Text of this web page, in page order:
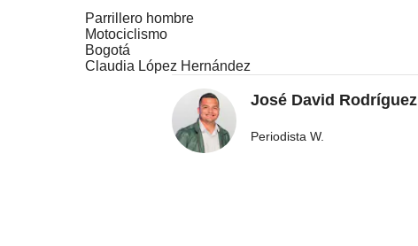
Parrillero hombre
Motociclismo
Bogotá
Claudia López Hernández
José David Rodríguez
Periodista W.